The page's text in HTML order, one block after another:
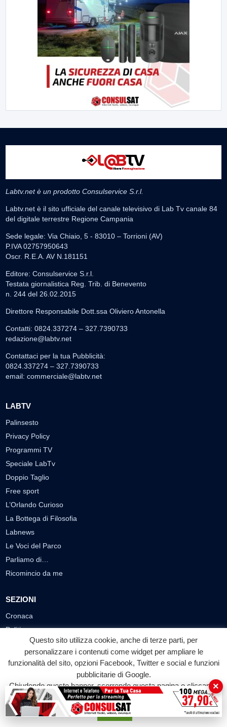
Labtv.net è un prodotto Consulservice S.r.l.
Labtv.net è il sito ufficiale del canale televisivo di Lab Tv canale 84
del digitale terrestre Regione Campania
Sede legale: Via Chiaio, 5 - 83010 – Torrioni (AV)
P.IVA 02757950643
Oscr. R.E.A. AV N.181151
Editore: Consulservice S.r.l.
Testata giornalistica Reg. Trib. di Benevento
n. 244 del 26.02.2015
Direttore Responsabile Dott.ssa Oliviero Antonella
Contatti: 0824.337274 – 327.7390733
redazione@labtv.net
Contattaci per la tua Pubblicità:
0824.337274 – 327.7390733
email: commerciale@labtv.net
LABTV
Palinsesto
Privacy Policy
Programmi TV
Speciale LabTv
Doppio Taglio
Free sport
L’Orlando Curioso
La Bottega di Filosofia
Labnews
Le Voci del Parco
Parliamo di…
Ricomincio da me
SEZIONI
Cronaca
Politica
Attualità
Cultura
Sport
Eventi
Questo sito utilizza cookie, anche di terze parti, per
personalizzare i contenuti come widget per ampliare le
funzionalità del sito, opzioni Facebook, Twitter e social e funzioni
pubblicitarie di Google.
Chiudendo questo banner, scorrendo questa pagina o cliccando
su qualunque suo elemento acconsenti all'uso dei cookie.
Accetta
×